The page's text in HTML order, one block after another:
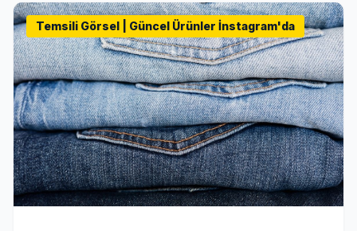
Temsili Görsel | Güncel Ürünler İnstagram'da